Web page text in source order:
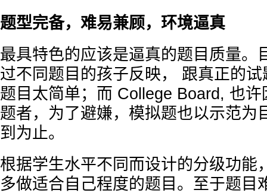
题型完备，难易兼顾，环境逼真
最具特色的应该是逼真的题目质量。
过不同题目的孩子反映， 跟真正的
题目太简单；而 College Board, 也
题者，为了避嫌，模拟题也以示范为
到为止。
根据学生水平不同而设计的分级功能
多做适合自己程度的题目。至于题目